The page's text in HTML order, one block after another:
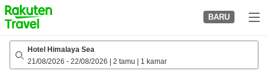
to
top
page
BARU
Hotel Himalaya Sea
21/08/2026 - 22/08/2026 2 tamu 1 kamar